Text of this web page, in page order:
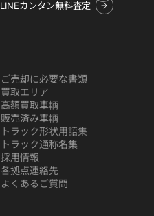
LINEカンタン無料査定
ご売却に必要な書類
買取エリア
高額買取車輌
販売済み車輌
トラック形状用語集
トラック通称名集
採用情報
各拠点連絡先
よくあるご質問